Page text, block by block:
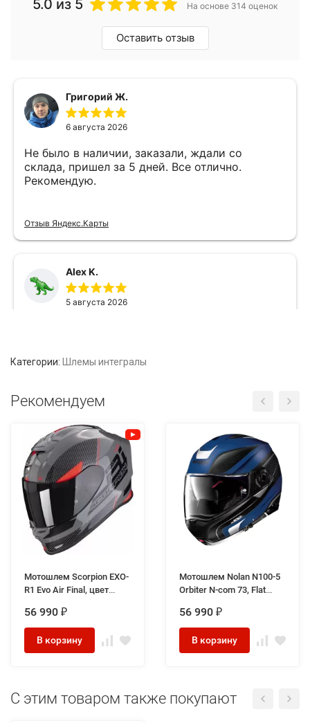
Категории: Шлемы интегралы
Рекомендуем
Мотошлем Scorpion EXO-
R1 Evo Air Final, цвет
56 990 ₽
В корзину
Мотошлем Nolan N100-5
Orbiter N-com 73, Flat
56 990 ₽
В корзину
C этим товаром также покупают